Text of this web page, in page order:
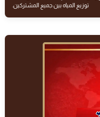
توزيع المياه بين جميع المشتركين.